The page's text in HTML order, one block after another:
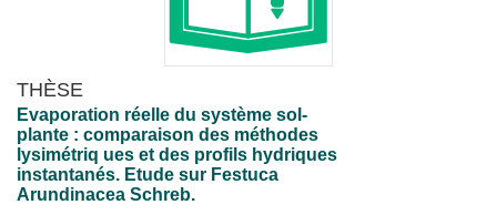
THÈSE
Evaporation réelle du système sol-
plante : comparaison des méthodes
lysimétriq ues et des profils hydriques
instantanés. Etude sur Festuca
Arundinacea Schreb.